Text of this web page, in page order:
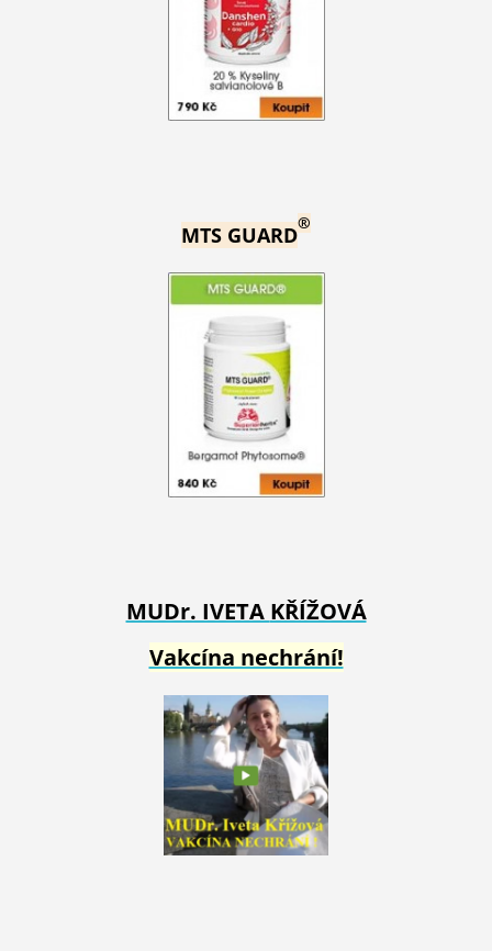
MTS GUARD®
MUDr. IVETA KŘÍŽOVÁ
Vakcína nechrání!